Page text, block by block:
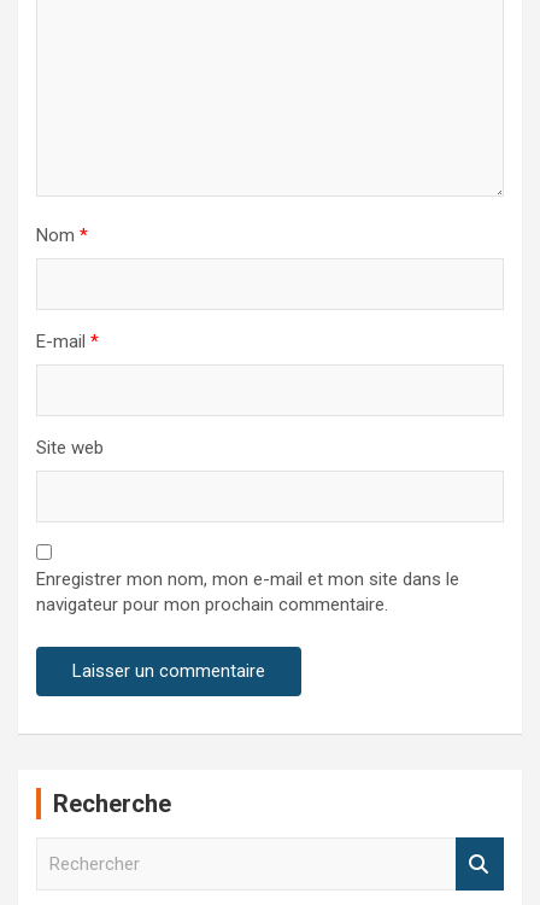
Nom *
E-mail *
Site web
Enregistrer mon nom, mon e-mail et mon site dans le
navigateur pour mon prochain commentaire.
Recherche